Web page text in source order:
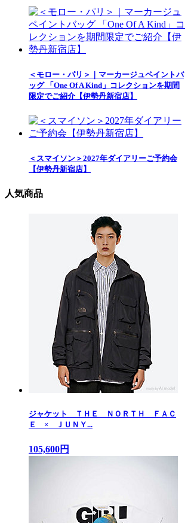
＜モロー・パリ＞｜マーカージュペイントバ
ッグ 「One Of A Kind」コレクションを期間
限定でご紹介【伊勢丹新宿店】
＜スマイソン＞2027年ダイアリーご予約会
【伊勢丹新宿店】
人気商品
ジャケット ＴＨＥ ＮＯＲＴＨ ＦＡＣ
Ｅ × ＪＵＮＹ...
105,600円